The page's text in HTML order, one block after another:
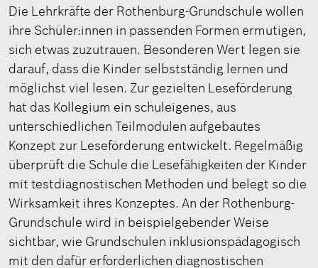
Die Lehrkräfte der Rothenburg-Grundschule wollen
ihre Schüler:innen in passenden Formen ermutigen,
sich etwas zuzutrauen. Besonderen Wert legen sie
darauf, dass die Kinder selbstständig lernen und
möglichst viel lesen. Zur gezielten Leseförderung
hat das Kollegium ein schuleigenes, aus
unterschiedlichen Teilmodulen aufgebautes
Konzept zur Leseförderung entwickelt. Regelmäßig
überprüft die Schule die Lesefähigkeiten der Kinder
mit testdiagnostischen Methoden und belegt so die
Wirksamkeit ihres Konzeptes. An der Rothenburg-
Grundschule wird in beispielgebender Weise
sichtbar, wie Grundschulen inklusionspädagogisch
mit den dafür erforderlichen diagnostischen